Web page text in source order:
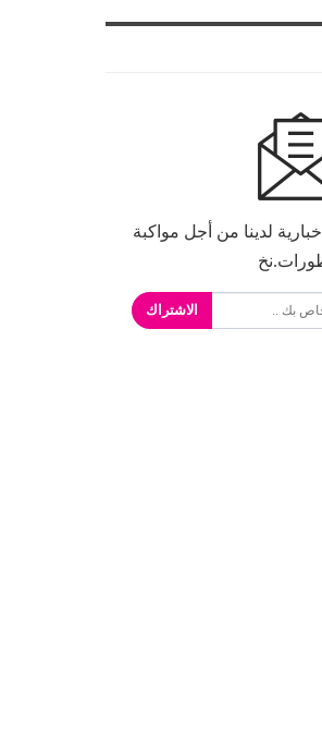
لدينا من أجل مواكبة
الاشتراك